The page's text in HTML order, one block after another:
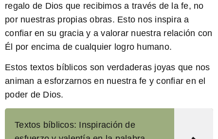
regalo de Dios que recibimos a través de la fe, no
por nuestras propias obras. Esto nos inspira a
confiar en su gracia y a valorar nuestra relación con
Él por encima de cualquier logro humano.
Estos textos bíblicos son verdaderas joyas que nos
animan a esforzarnos en nuestra fe y confiar en el
poder de Dios.
Textos bíblicos: Inspiración de